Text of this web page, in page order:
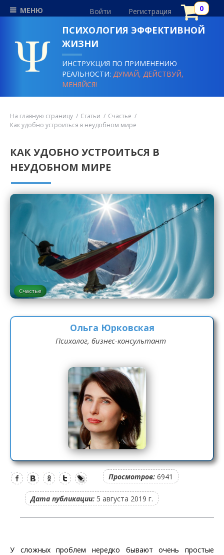
МЕНЮ Войти Регистрация
ПСИХОЛОГИЯ ЭФФЕКТИВНОЙ
ЖИЗНИ
ИНСТРУКЦИЯ ПО ПРИМЕНЕНИЮ
РЕАЛЬНОСТИ:ДУМАЙ, ДЕЙСТВУЙ,
МЕНЯЙСЯ!
На главную страницу Статьи
Счастье
Как удобно устроиться в неудобном мире
КАК УДОБНО УСТРОИТЬСЯ В
НЕУДОБНОМ МИРЕ
Счастье
Ольга Юрковская
Психолог, бизнес-консультант
Просмотров: 6941
Дата публикации: 5 августа 2019 г.
У сложных проблем нередко бывают очень простые